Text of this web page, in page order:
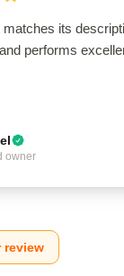
its
performs
owner
review